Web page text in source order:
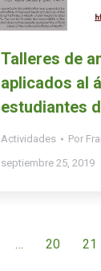
Talleres de
aplicados al
estudiantes
Actividades Por
septiembre 25, 2019
… 20 21